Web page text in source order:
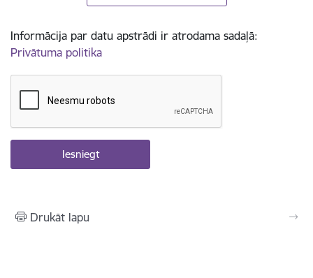
Informācija par datu apstrādi ir atrodama sadaļā:
Privātuma politika
Drukāt lapu